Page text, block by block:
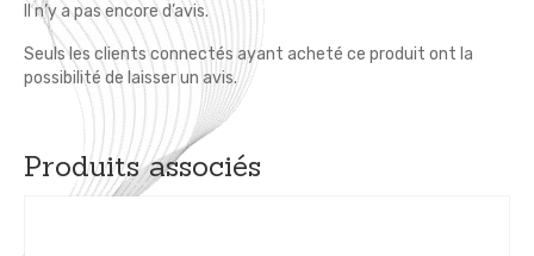
Il n’y a pas encore d’avis.
Seuls les clients connectés ayant acheté ce produit ont la
possibilité de laisser un avis.
Produits associés